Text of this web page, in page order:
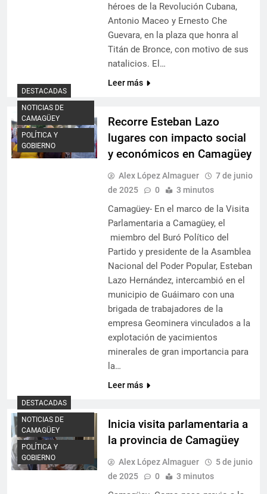
héroes de la Revolución Cubana,
Antonio Maceo y Ernesto Che
Guevara, en la plaza que honra al
Titán de Bronce, con motivo de sus
natalicios. El…
Leer más
DESTACADAS
NOTICIAS DE
CAMAGÜEY
POLÍTICA Y
GOBIERNO
Recorre Esteban Lazo
lugares con impacto social
y económicos en Camagüey
Alex López Almaguer
7 de junio
de 2025
0 3 minutos
Camagüey- En el marco de la Visita
Parlamentaria a Camagüey, el
miembro del Buró Político del
Partido y presidente de la Asamblea
Nacional del Poder Popular, Esteban
Lazo Hernández, intercambió en el
municipio de Guáimaro con una
brigada de trabajadores de la
empresa Geominera vinculados a la
explotación de yacimientos
minerales de gran importancia para
la…
Leer más
DESTACADAS
NOTICIAS DE
CAMAGÜEY
POLÍTICA Y
GOBIERNO
Inicia visita parlamentaria a
la provincia de Camagüey
Alex López Almaguer
5 de junio
de 2025
0 3 minutos